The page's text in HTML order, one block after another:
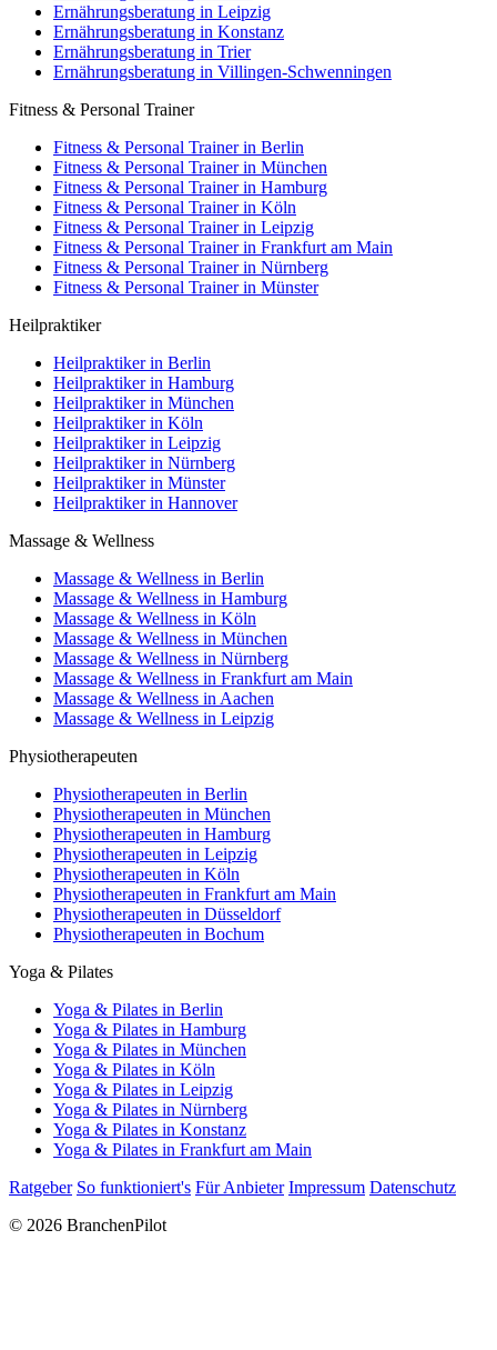
Ernährungsberatung in Leipzig
Ernährungsberatung in Konstanz
Ernährungsberatung in Trier
Ernährungsberatung in Villingen-Schwenningen
Fitness & Personal Trainer
Fitness & Personal Trainer in Berlin
Fitness & Personal Trainer in München
Fitness & Personal Trainer in Hamburg
Fitness & Personal Trainer in Köln
Fitness & Personal Trainer in Leipzig
Fitness & Personal Trainer in Frankfurt am Main
Fitness & Personal Trainer in Nürnberg
Fitness & Personal Trainer in Münster
Heilpraktiker
Heilpraktiker in Berlin
Heilpraktiker in Hamburg
Heilpraktiker in München
Heilpraktiker in Köln
Heilpraktiker in Leipzig
Heilpraktiker in Nürnberg
Heilpraktiker in Münster
Heilpraktiker in Hannover
Massage & Wellness
Massage & Wellness in Berlin
Massage & Wellness in Hamburg
Massage & Wellness in Köln
Massage & Wellness in München
Massage & Wellness in Nürnberg
Massage & Wellness in Frankfurt am Main
Massage & Wellness in Aachen
Massage & Wellness in Leipzig
Physiotherapeuten
Physiotherapeuten in Berlin
Physiotherapeuten in München
Physiotherapeuten in Hamburg
Physiotherapeuten in Leipzig
Physiotherapeuten in Köln
Physiotherapeuten in Frankfurt am Main
Physiotherapeuten in Düsseldorf
Physiotherapeuten in Bochum
Yoga & Pilates
Yoga & Pilates in Berlin
Yoga & Pilates in Hamburg
Yoga & Pilates in München
Yoga & Pilates in Köln
Yoga & Pilates in Leipzig
Yoga & Pilates in Nürnberg
Yoga & Pilates in Konstanz
Yoga & Pilates in Frankfurt am Main
Ratgeber So funktioniert's Für Anbieter Impressum Datenschutz
© 2026 BranchenPilot